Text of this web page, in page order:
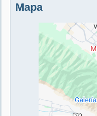
Mapa